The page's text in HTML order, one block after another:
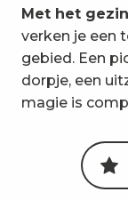
7
8
Met het
verken je een
gebied. Een
dorpje, een
magie is